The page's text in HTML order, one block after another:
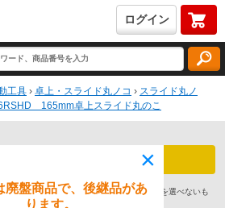
ログイン
工具 › 卓上・スライド丸ノコ › スライド丸ノ
165mm卓上スライド丸のこ
長3年保証）永久防犯登録付！
商品によっては1年や2年までしか保証期間を選べないも
×
廃盤商品で、後継品があ
ります。